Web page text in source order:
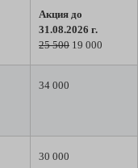
Акция до
31.08.2026 г.
25 500 19 000
34 000
30 000